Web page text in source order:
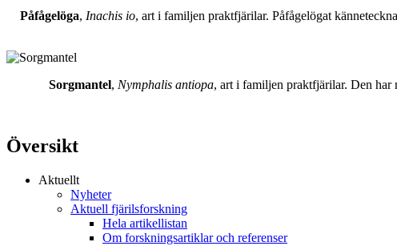
Påfågelöga, Inachis io, art i familjen praktfjärilar. Påfågelögat
Sorgmantel, Nymphalis antiopa, art i familjen praktfjärilar. Den har
Översikt
Aktuellt
Nyheter
Aktuell fjärilsforskning
Hela artikellistan
Om forskningsartiklar och referenser